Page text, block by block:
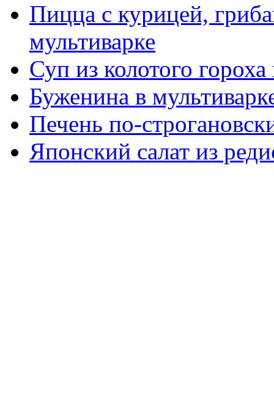
Пицца с курицей,
мультиварке
Суп из колотого
Буженина в
Печень по-
Японский салат из